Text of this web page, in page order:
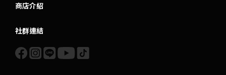
商店介紹
社群連結